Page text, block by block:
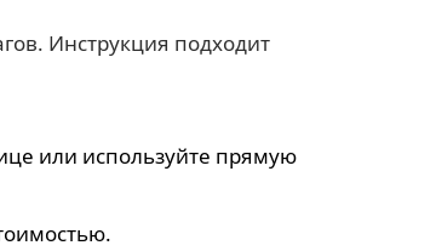
Инструкция подходит
или используйте прямую